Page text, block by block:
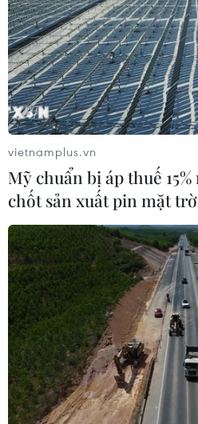
vietnamplus.vn
Mỹ chuẩn bị áp thuế
chốt sản xuất pin mặt